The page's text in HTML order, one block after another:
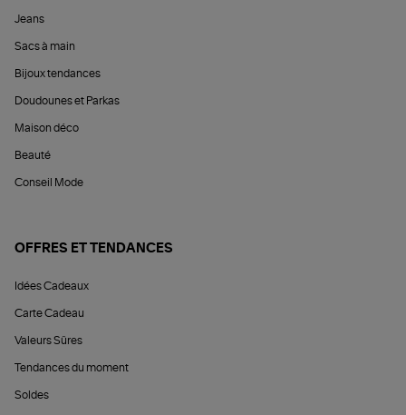
Jeans
Sacs à main
Bijoux tendances
Doudounes et Parkas
Maison déco
Beauté
Conseil Mode
OFFRES ET TENDANCES
Idées Cadeaux
Carte Cadeau
Valeurs Sûres
Tendances du moment
Soldes